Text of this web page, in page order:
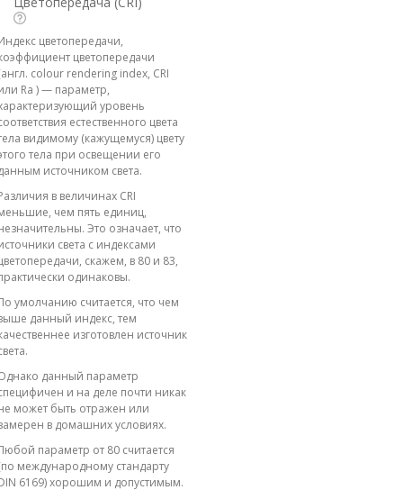
цветопередачи,
цветопередачи
colour rendering index, CRI
Ra ) — параметр,
уровень
естественного цвета
видимому (кажущемуся) цвету
тела при освещении его
источником света.
в величинах CRI
чем пять единиц,
Это означает, что
света с индексами
скажем, в 80 и 83,
одинаковы.
умолчанию считается, что чем
данный индекс, тем
изготовлен источник
данный параметр
и на деле почти никак
может быть отражен или
в домашних условиях.
параметр от 80 считается
международному стандарту
6169) хорошим и допустимым.